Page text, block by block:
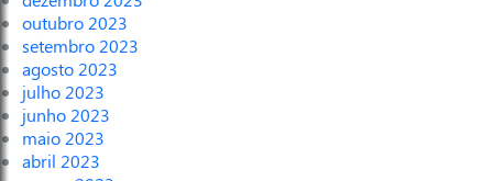
outubro 2023
setembro 2023
agosto 2023
julho 2023
junho 2023
maio 2023
abril 2023